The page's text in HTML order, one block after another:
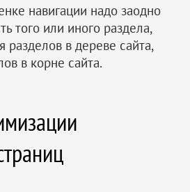
навигации надо заодно
того или иного раздела,
разделов в дереве сайта,
в корне сайта.